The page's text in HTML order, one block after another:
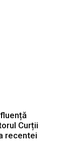
Curții
recentei